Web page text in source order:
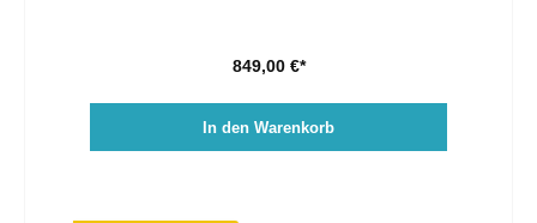
849,00 €*
In den Warenkorb